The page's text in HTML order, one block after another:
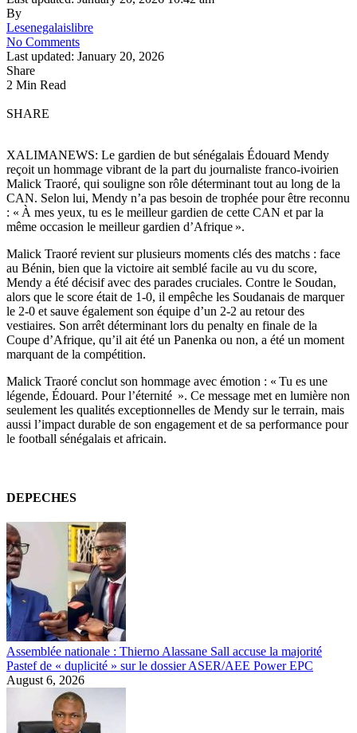
By
Lesenegalaislibre
No Comments
Last updated: January 20, 2026
Share
2 Min Read
SHARE
XALIMANEWS: Le gardien de but sénégalais Édouard Mendy
reçoit un hommage vibrant de la part du journaliste franco-ivoirien
Malick Traoré, qui souligne son rôle déterminant tout au long de la
CAN. Selon lui, Mendy n’a pas besoin de trophée pour être reconnu
: « À mes yeux, tu es le meilleur gardien de cette CAN et par la
même occasion le meilleur gardien d’Afrique ».
Malick Traoré revient sur plusieurs moments clés des matchs : face
au Bénin, bien que la victoire ait semblé facile au vu du score,
Mendy a été décisif avec des parades cruciales. Contre le Soudan,
alors que le score était de 1-0, il empêche les Soudanais de marquer
le 2-0 et sauve également son équipe d’un 2-2 au retour des
vestiaires. Son arrêt déterminant lors du penalty en finale de la
Coupe d’Afrique, qu’il ait été un Panenka ou non, a été un moment
marquant de la compétition.
Malick Traoré conclut son hommage avec émotion : « Tu es une
légende, Édouard. Pour l’éternité ». Ce message met en lumière non
seulement les qualités exceptionnelles de Mendy sur le terrain, mais
aussi l’impact durable de son engagement et de sa performance pour
le football sénégalais et africain.
DEPECHES
Assemblée nationale : Thierno Alassane Sall accuse la majorité
Pastef de « duplicité » sur le dossier ASER/AEE Power EPC
August 6, 2026